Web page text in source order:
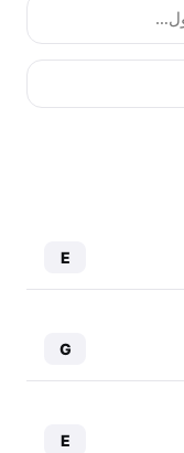
E
G
E